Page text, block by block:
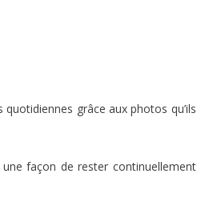
grâce aux photos qu’ils
façon de rester continuellement